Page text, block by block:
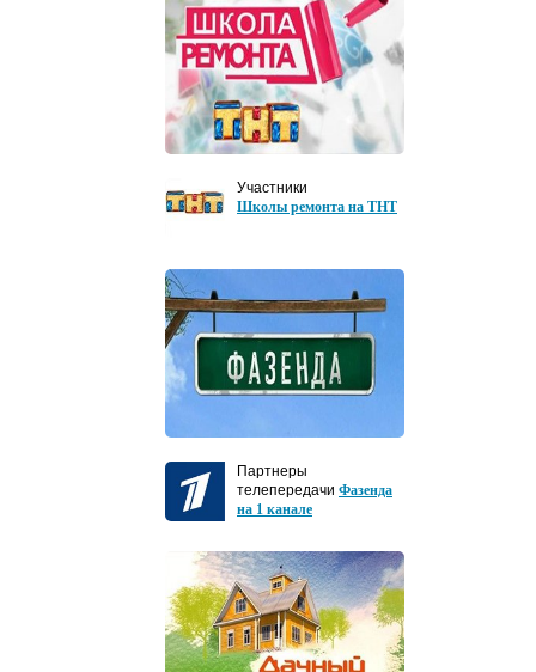
Участники
Школы ремонта на ТНТ
Партнеры
телепередачи Фазенда
на 1 канале